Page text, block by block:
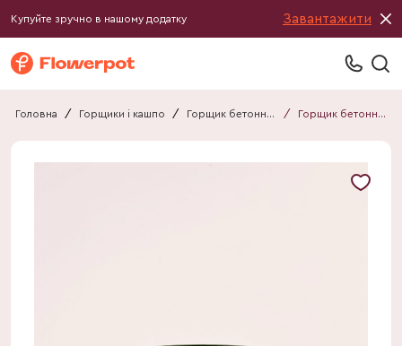
Купуйте зручно в нашому додатку Завантажити
Головна / Горщики і кашпо / Горщик бетонний / Горщик бетонний 031212050111А2